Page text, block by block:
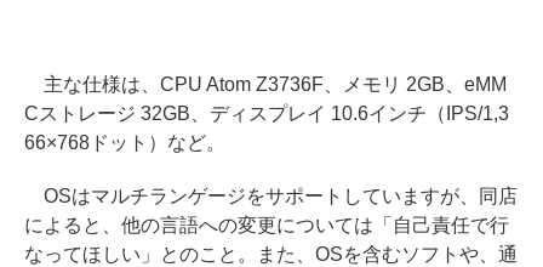
主な仕様は、CPU Atom Z3736F、メモリ 2GB、eMM
Cストレージ 32GB、ディスプレイ 10.6インチ（IPS/1,3
66×768ドット）など。
OSはマルチランゲージをサポートしていますが、同店
によると、他の言語への変更については「自己責任で行
なってほしい」とのこと。また、OSを含むソフトや、通